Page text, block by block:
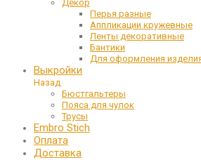
Декор
Перья разные
Аппликации кружевные
Ленты декоративные
Бантики
Для оформления
Выкройки
Назад
Бюстгальтеры
Пояса для чулок
Трусы
Embro Stich
Оплата
Доставка